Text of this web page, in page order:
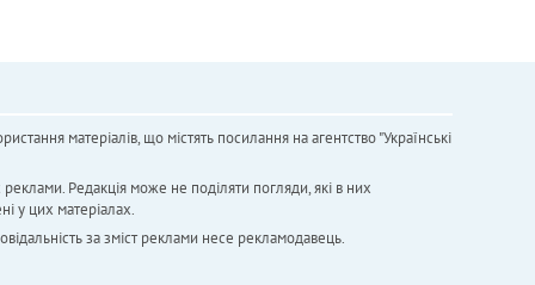
матеріалів, що містять посилання на агентство "Українськi
Редакція може не поділяти погляди, які в них
у цих матеріалах.
за зміст реклами несе рекламодавець.